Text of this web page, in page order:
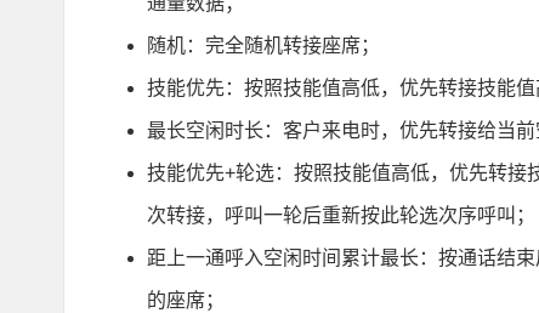
随机：完全随机转接座席；
技能优先：按照技能值高低，优先转接技能
最长空闲时长：客户来电时，优先转接给当前
技能优先+轮选：按照技能值高低，优先转接
次转接，呼叫一轮后重新按此轮选次序呼叫；
距上一通呼入空闲时间累计最长：按通话结
的座席；